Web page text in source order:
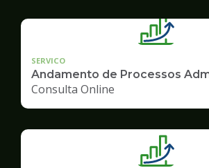
SERVICO
Andamento de Processos
Consulta Online